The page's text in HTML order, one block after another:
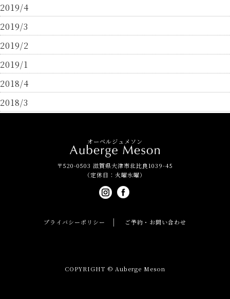
2019/4
2019/3
2019/2
2019/1
2018/4
2018/3
オーベルジュメソン
〒520-0503 滋賀県大津市北比良1039-45
（定休日：火曜水曜）
プライバシーポリシー ご予約・お問い合わせ
COPYRIGHT © Auberge Meson